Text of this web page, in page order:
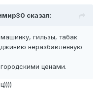
сказал:
гильзы, табак
неразбавленную
ценами.